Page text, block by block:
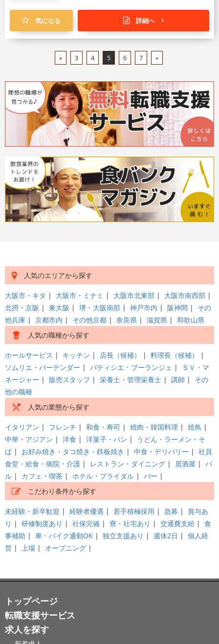
気になる 詳細へ
« 3 4 5 6 7 »
人気のエリアから探す
大阪市・キタ | 大阪市・ミナミ | 大阪市北東部 | 大阪市南西部 |
北摂・京阪 | 東大阪 | 堺・大阪南部 | 神戸市内 | 阪神間 | その
他兵庫 | 京都市内 | その他京都 | 奈良県 | 滋賀県 | 和歌山県
人気の職種から探す
ホールサービス | キッチン | 店長（候補） | 料理長（候補）
|
ソムリエ・バーテンダー | パティシエ・ブーランジェ |
ＳＶ・マ
ネージャー | 販売スタッフ | 栄養士・管理栄養士 | 講師 | その
他の職種
人気の業態から探す
イタリアン | フレンチ | 和食・寿司 | 焼肉・韓国料理 | 焼鳥 |
中華・アジアン | 洋食 | 洋菓子・パン |
うどん・ラーメン・そ
ば | お好み焼き・タコ焼き・鉄板焼き | 中食・デリバリー | 社員
食堂・給食・病院・介護 | レストラン・ダイニング | 居酒屋 | バ
ル | カフェ・喫茶 | ホテル・ブライダル | バー |
こだわり条件から探す
未経験・新卒歓迎 | 経験者優遇 | 若手積極採用 | 急募 | 賞与あ
り | 研修制度あり | 社保完備 | 寮・社宅あり | 交通費支給 | 食
事補助 | 車・バイク通勤OK | 独立支援あり | 週休2日 | 個人経
営 | 上場 | オープニング |
トップページ
転職支援サービス
求人を探す